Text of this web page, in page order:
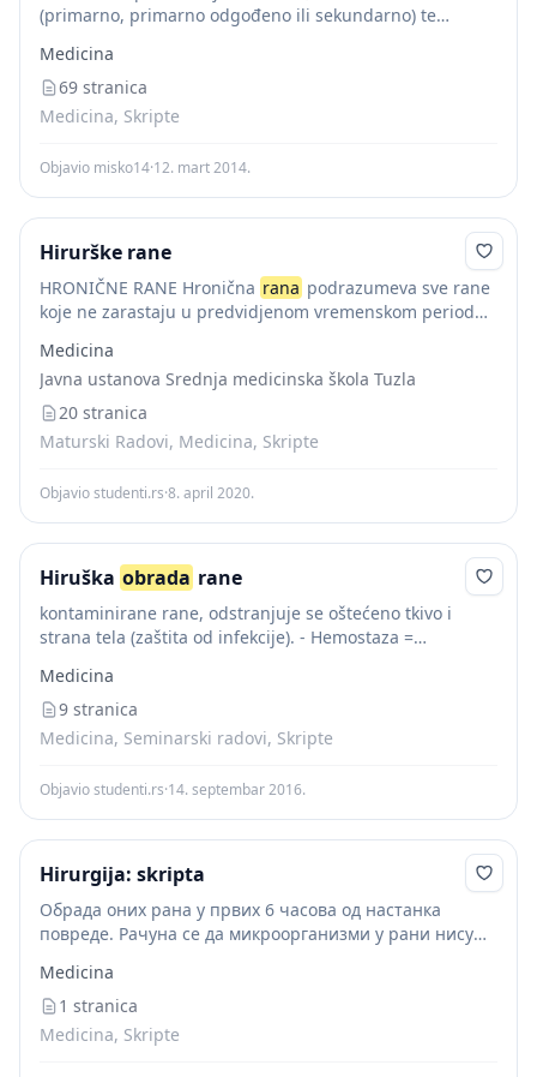
(primarno, primarno odgođeno ili sekundarno) te
kirurškoj obradi rane jeste osigurati primarno cijeljene
rane i spriječiti...
Medicina
69 stranica
Medicina, Skripte
Objavio misko14·12. mart 2014.
Hirurške rane
HRONIČNE RANE Hronična rana podrazumeva sve rane
koje ne zarastaju u predvidjenom vremenskom periodu
duže od šest nedelja. Etiološki najčešći...
Medicina
Javna ustanova Srednja medicinska škola Tuzla
20 stranica
Maturski Radovi, Medicina, Skripte
Objavio studenti.rs·8. april 2020.
Hiruška obrada rane
kontaminirane rane, odstranjuje se oštećeno tkivo i
strana tela (zaštita od infekcije). - Hemostaza =
hematoma i seroma, važno je da područje u kojem se...
Medicina
9 stranica
Medicina, Seminarski radovi, Skripte
Objavio studenti.rs·14. septembar 2016.
Hirurgija: skripta
Обрада оних рана у првих 6 часова од настанка
повреде. Рачуна се да микроорганизми у рани нису
задржавају на површини ране....
Medicina
1 stranica
Medicina, Skripte